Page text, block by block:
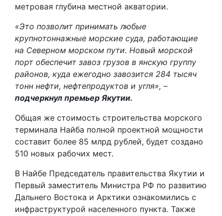
метровая глубина местной акватории.
«Это позволит принимать любые
крупнотоннажные морские суда, работающие
на Северном морском пути. Новый морской
порт обеспечит завоз грузов в янскую группу
районов, куда ежегодно завозится 284 тысяч
тонн нефти, нефтепродуктов и угля», –
подчеркнул премьер Якутии.
Общая же стоимость строительства морского
терминала Найба полной проектной мощности
составит более 85 млрд рублей, будет создано
510 новых рабочих мест.
В Найбе Председатель правительства Якутии и
Первый заместитель Министра РФ по развитию
Дальнего Востока и Арктики ознакомились с
инфраструктурой населенного пункта. Также